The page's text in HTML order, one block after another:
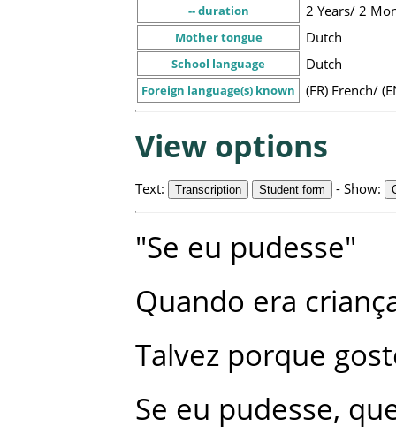
-- duration 2 Years/ 2
Mother tongue Dutch
School language Dutch
Foreign language(s) known (FR) French/
View options
Text: Transcription Student form - Show:
"Se eu pudesse"
Quando era
Talvez porque
Se eu pudesse,